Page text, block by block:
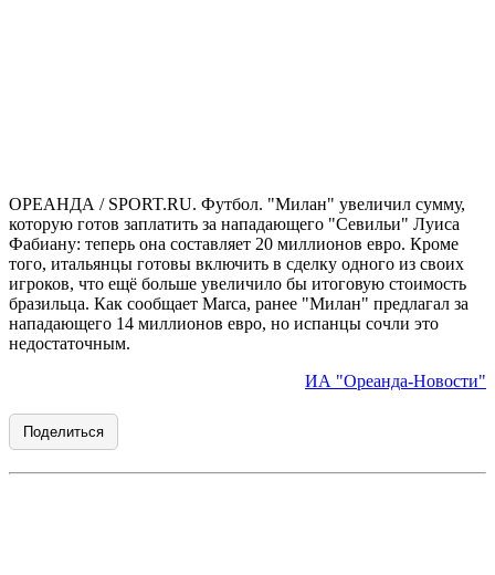
ОРЕАНДА / SPORT.RU. Футбол. "Милан" увеличил сумму,
которую готов заплатить за нападающего "Севильи" Луиса
Фабиану: теперь она составляет 20 миллионов евро. Кроме
того, итальянцы готовы включить в сделку одного из своих
игроков, что ещё больше увеличило бы итоговую стоимость
бразильца. Как сообщает Marca, ранее "Милан" предлагал за
нападающего 14 миллионов евро, но испанцы сочли это
недостаточным.
ИА "Ореанда-Новости"
Поделиться